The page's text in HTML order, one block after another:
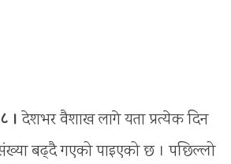
। देशभर वैशाख लागे यता प्रत्येक दिन
बढ्दै गएको पाइएको छ । पछिल्लो